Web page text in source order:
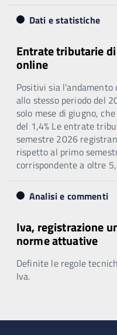
Dati e statistiche
Entrate tributarie
online
Positivi sia
allo stesso periodo del
solo mese di giugno,
del 1,4% Le entrate
semestre 2026
rispetto al primo
corrispondente a oltre
Analisi e commenti
Iva, registrazione
norme attuative
Definite le regole
Iva.